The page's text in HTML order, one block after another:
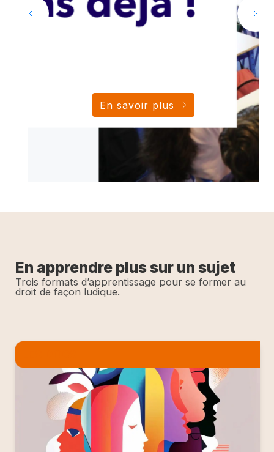
En savoir plus
En apprendre plus sur un sujet
Trois formats d’apprentissage pour se former au
droit de façon ludique.